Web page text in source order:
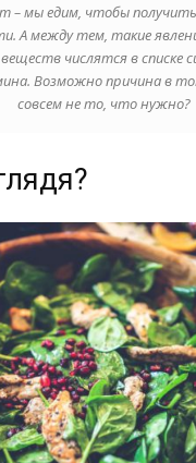
мы едим, чтобы
А между тем, такие
числятся в списке
Возможно причина в
совсем не то, что нужно?